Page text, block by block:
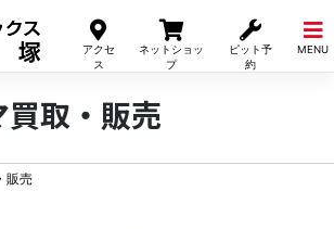
アクセ
ス
ネットショッ
プ
ピット予
約
MENU
買取・販売
販売